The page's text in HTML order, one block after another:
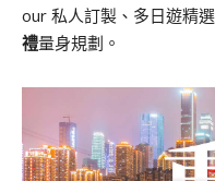
our 私人訂製、多日遊精
禮量身規劃。